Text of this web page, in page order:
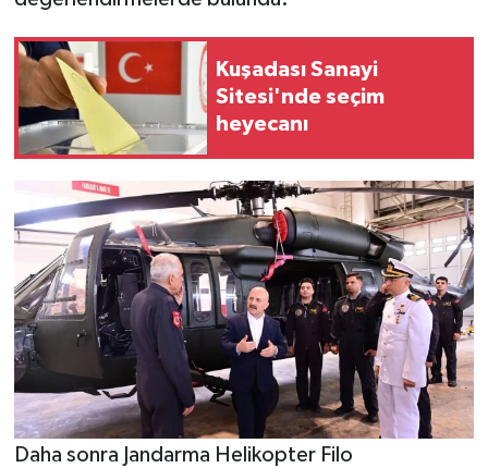
Kuşadası Sanayi
Sitesi'nde seçim
heyecanı
Daha sonra Jandarma Helikopter Filo